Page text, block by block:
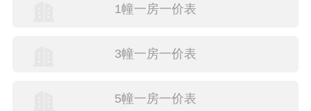
1幢一房一价表
3幢一房一价表
5幢一房一价表